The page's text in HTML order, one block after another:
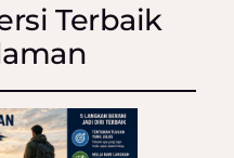
Terbaik